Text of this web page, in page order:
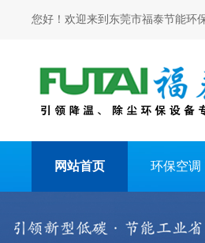
您好！欢迎来到东莞市福泰节能环
网站首页 环保空调